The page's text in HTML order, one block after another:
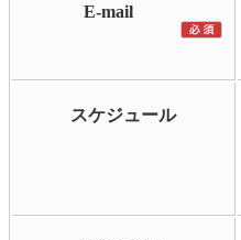
E-mail
スケジュール